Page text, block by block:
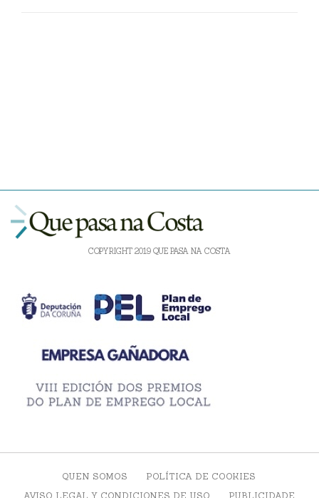
COPYRIGHT 2019 QUE PASA NA COSTA
QUEN SOMOS
POLÍTICA DE COOKIES
AVISO LEGAL Y CONDICIONES DE USO
PUBLICIDADE